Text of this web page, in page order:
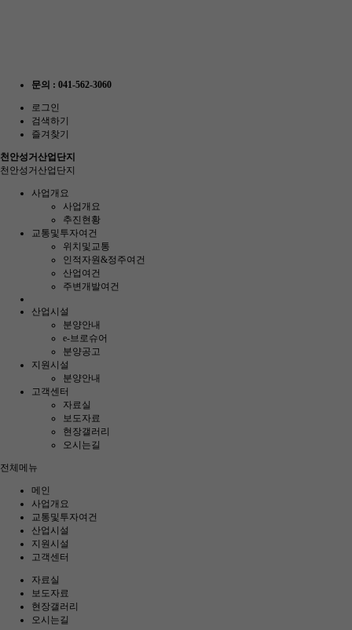
문의 : 041-562-3060
로그인
검색하기
즐겨찾기
천안성거산업단지
천안성거산업단지
사업개요
사업개요
추진현황
교통및투자여건
위치및교통
인적자원&정주여건
산업여건
주변개발여건
산업시설
분양안내
e-브로슈어
분양공고
지원시설
분양안내
고객센터
자료실
보도자료
현장갤러리
오시는길
전체메뉴
메인
사업개요
교통및투자여건
산업시설
지원시설
고객센터
자료실
보도자료
현장갤러리
오시는길